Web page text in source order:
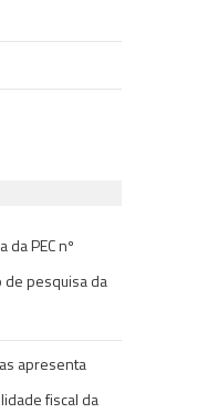
da PEC nº
pesquisa da
apresenta
fiscal da